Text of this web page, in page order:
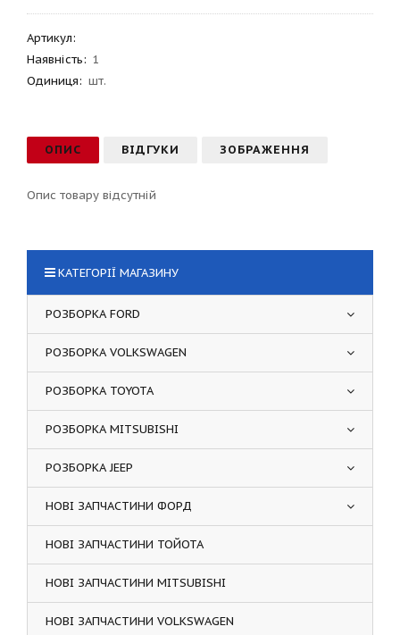
Артикул:
Наявність: 1
Одиниця: шт.
ОПИС ВІДГУКИ ЗОБРАЖЕННЯ
Опис товару відсутній
КАТЕГОРІЇ МАГАЗИНУ
РОЗБОРКА FORD
РОЗБОРКА VOLKSWAGEN
РОЗБОРКА TOYOTA
РОЗБОРКА MITSUBISHI
РОЗБОРКА JEEP
НОВІ ЗАПЧАСТИНИ ФОРД
НОВІ ЗАПЧАСТИНИ ТОЙОТА
НОВІ ЗАПЧАСТИНИ MITSUBISHI
НОВІ ЗАПЧАСТИНИ VOLKSWAGEN